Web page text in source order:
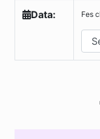
Data: Fes